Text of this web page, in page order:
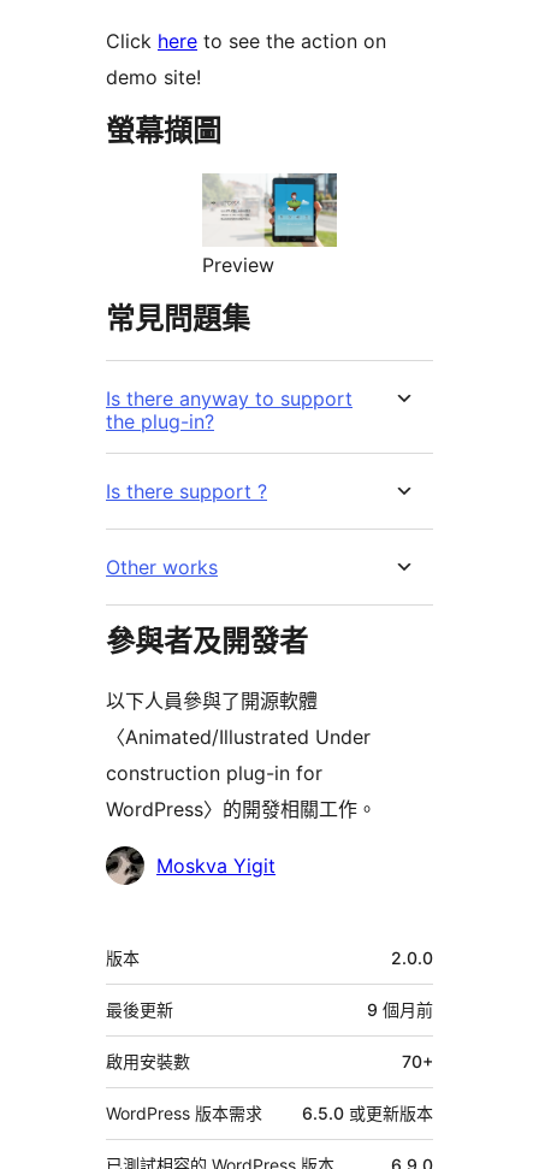
Click here to see the action on
demo site!
螢幕擷圖
Preview
常見問題集
Is there anyway to support
the plug-in?
Is there support ?
Other works
參與者及開發者
以下人員參與了開源軟體
〈Animated/Illustrated Under
construction plug-in for
WordPress〉的開發相關工作。
參
Moskva Yigit
中
繼
資
料
版本 2.0.0
最後更新 9 個月前
啟用安裝數 70+
WordPress 版本需求 6.5.0 或更新版本